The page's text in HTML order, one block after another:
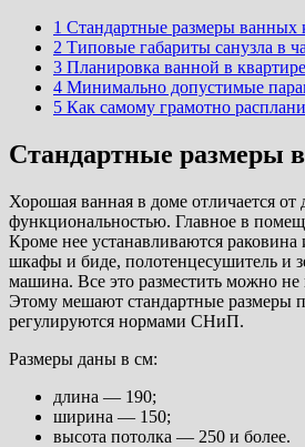
1 Стандартные размеры ванных
2 Типовые габариты санузла в
3 Планировка ванной в квартире
4 Минимально допустимые
5 Как самому грамотно
Стандартные размеры
Хорошая ванная в доме отличается от
функциональностью. Главное в
Кроме нее устанавливаются
шкафы и биде, полотенцесушитель и
машина. Все это разместить можно
Этому мешают стандартные размеры
регулируются нормами СНиП.
Размеры даны в см:
длина — 190;
ширина — 150;
высота потолка — 250 и более.